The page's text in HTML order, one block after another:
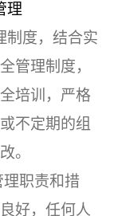
理
制度，结合实
管理制度，
培训，严格
不定期的组
。
理职责和措
好，任何人